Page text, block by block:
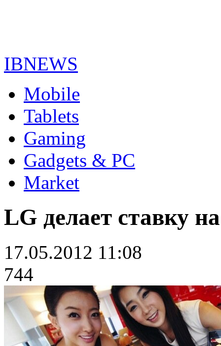
IBNEWS
Mobile
Tablets
Gaming
Gadgets & PC
Market
LG делает ставку
17.05.2012 11:08
744